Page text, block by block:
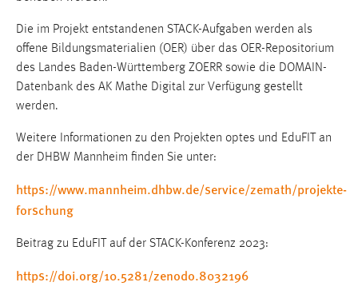
Die im Projekt entstandenen STACK-Aufgaben werden als
offene Bildungsmaterialien (OER) über das OER-Repositorium
des Landes Baden-Württemberg ZOERR sowie die DOMAIN-
Datenbank des AK Mathe Digital zur Verfügung gestellt
werden.
Weitere Informationen zu den Projekten optes und EduFIT an
der DHBW Mannheim finden Sie unter:
https://www.mannheim.dhbw.de/service/zemath/projekte-
forschung
Beitrag zu EduFIT auf der STACK-Konferenz 2023:
https://doi.org/10.5281/zenodo.8032196